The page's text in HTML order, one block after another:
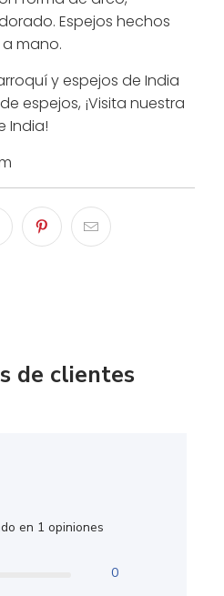
Espejos hechos
a mano.
y espejos de India
espejos, ¡Visita nuestra
India!
de clientes
en 1 opiniones
0